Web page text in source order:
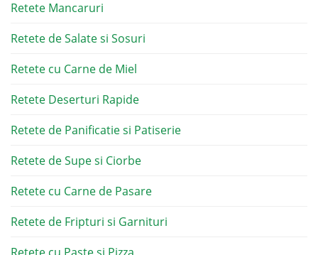
Retete Mancaruri
Retete de Salate si Sosuri
Retete cu Carne de Miel
Retete Deserturi Rapide
Retete de Panificatie si Patiserie
Retete de Supe si Ciorbe
Retete cu Carne de Pasare
Retete de Fripturi si Garnituri